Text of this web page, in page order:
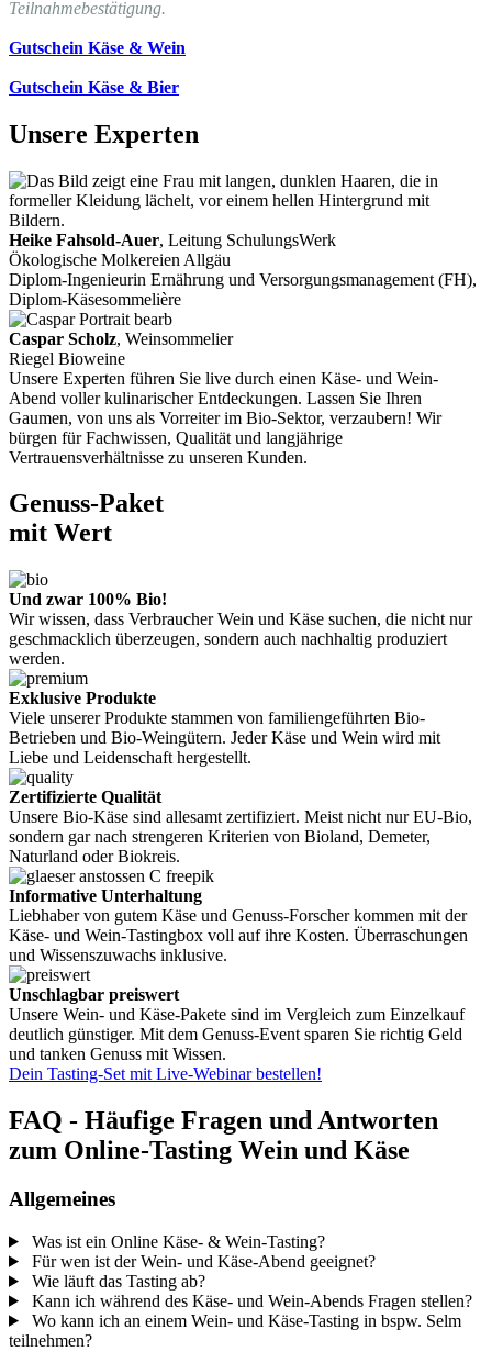
Teilnahmebestätigung.
Gutschein Käse & Wein
Gutschein Käse & Bier
Unsere Experten
Heike Fahsold-Auer, Leitung SchulungsWerk
Ökologische Molkereien Allgäu
Diplom-Ingenieurin Ernährung und Versorgungsmanagement (FH),
Diplom-Käsesommelière
Caspar Scholz, Weinsommelier
Riegel Bioweine
Unsere Experten führen Sie live durch einen Käse- und Wein-
Abend voller kulinarischer Entdeckungen. Lassen Sie Ihren
Gaumen, von uns als Vorreiter im Bio-Sektor, verzaubern! Wir
bürgen für Fachwissen, Qualität und langjährige
Vertrauensverhältnisse zu unseren Kunden.
Genuss-Paket
mit Wert
Und zwar 100% Bio!
Wir wissen, dass Verbraucher Wein und Käse suchen, die nicht nur
geschmacklich überzeugen, sondern auch nachhaltig produziert
werden.
Exklusive Produkte
Viele unserer Produkte stammen von familiengeführten Bio-
Betrieben und Bio-Weingütern. Jeder Käse und Wein wird mit
Liebe und Leidenschaft hergestellt.
Zertifizierte Qualität
Unsere Bio-Käse sind allesamt zertifiziert. Meist nicht nur EU-Bio,
sondern gar nach strengeren Kriterien von Bioland, Demeter,
Naturland oder Biokreis.
Informative Unterhaltung
Liebhaber von gutem Käse und Genuss-Forscher kommen mit der
Käse- und Wein-Tastingbox voll auf ihre Kosten. Überraschungen
und Wissenszuwachs inklusive.
Unschlagbar preiswert
Unsere Wein- und Käse-Pakete sind im Vergleich zum Einzelkauf
deutlich günstiger. Mit dem Genuss-Event sparen Sie richtig Geld
und tanken Genuss mit Wissen.
Dein Tasting-Set mit Live-Webinar bestellen!
FAQ - Häufige Fragen und Antworten
zum Online-Tasting Wein und Käse
Allgemeines
Was ist ein Online Käse- & Wein-Tasting?
Für wen ist der Wein- und Käse-Abend geeignet?
Wie läuft das Tasting ab?
Kann ich während des Käse- und Wein-Abends Fragen stellen?
Wo kann ich an einem Wein- und Käse-Tasting in bspw. Selm
teilnehmen?